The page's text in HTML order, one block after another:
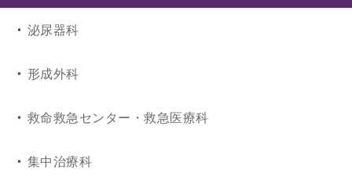
泌尿器科
形成外科
救命救急センター・救急医療科
集中治療科